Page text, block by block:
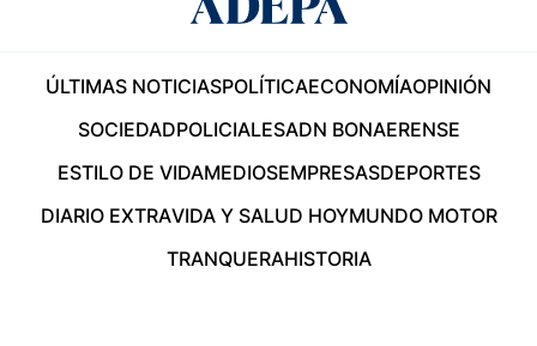
ÚLTIMAS NOTICIASPOLÍTICAECONOMÍAOPINIÓN
SOCIEDADPOLICIALESADN BONAERENSE
ESTILO DE VIDAMEDIOSEMPRESASDEPORTES
DIARIO EXTRAVIDA Y SALUD HOYMUNDO MOTOR
TRANQUERAHISTORIA